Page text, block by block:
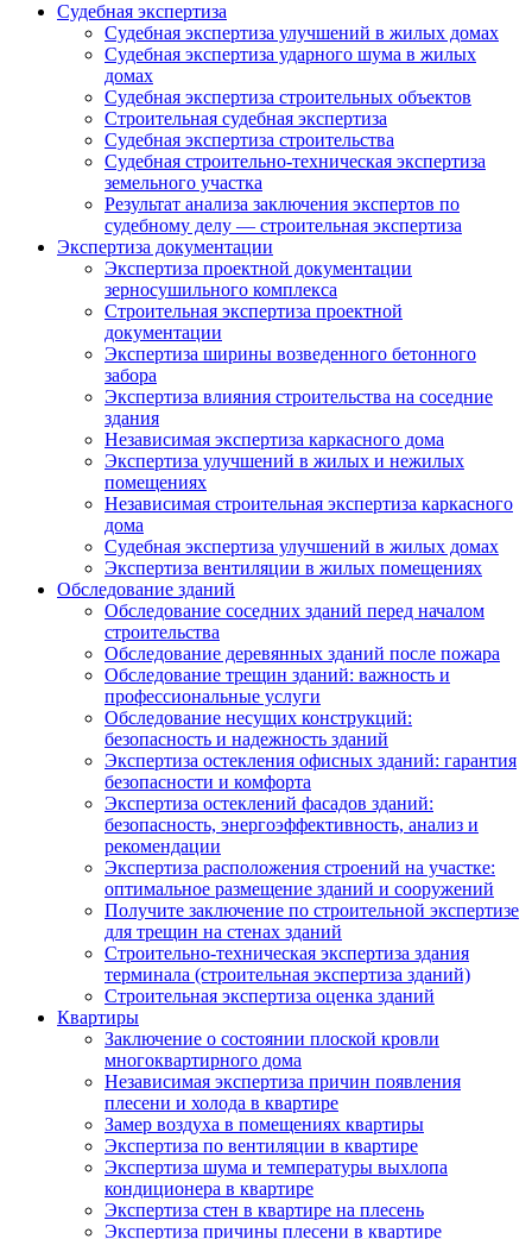
Судебная экспертиза
Судебная экспертиза улучшений в жилых домах
Судебная экспертиза ударного шума в жилых
домах
Судебная экспертиза строительных объектов
Строительная судебная экспертиза
Судебная экспертиза строительства
Судебная строительно-техническая экспертиза
земельного участка
Результат анализа заключения экспертов по
судебному делу — строительная экспертиза
Экспертиза документации
Экспертиза проектной документации
зерносушильного комплекса
Строительная экспертиза проектной
документации
Экспертиза ширины возведенного бетонного
забора
Экспертиза влияния строительства на соседние
здания
Независимая экспертиза каркасного дома
Экспертиза улучшений в жилых и нежилых
помещениях
Независимая строительная экспертиза каркасного
дома
Судебная экспертиза улучшений в жилых домах
Экспертиза вентиляции в жилых помещениях
Обследование зданий
Обследование соседних зданий перед началом
строительства
Обследование деревянных зданий после пожара
Обследование трещин зданий: важность и
профессиональные услуги
Обследование несущих конструкций:
безопасность и надежность зданий
Экспертиза остекления офисных зданий: гарантия
безопасности и комфорта
Экспертиза остеклений фасадов зданий:
безопасность, энергоэффективность, анализ и
рекомендации
Экспертиза расположения строений на участке:
оптимальное размещение зданий и сооружений
Получите заключение по строительной экспертизе
для трещин на стенах зданий
Строительно-техническая экспертиза здания
терминала (строительная экспертиза зданий)
Строительная экспертиза оценка зданий
Квартиры
Заключение о состоянии плоской кровли
многоквартирного дома
Независимая экспертиза причин появления
плесени и холода в квартире
Замер воздуха в помещениях квартиры
Экспертиза по вентиляции в квартире
Экспертиза шума и температуры выхлопа
кондиционера в квартире
Экспертиза стен в квартире на плесень
Экспертиза причины плесени в квартире